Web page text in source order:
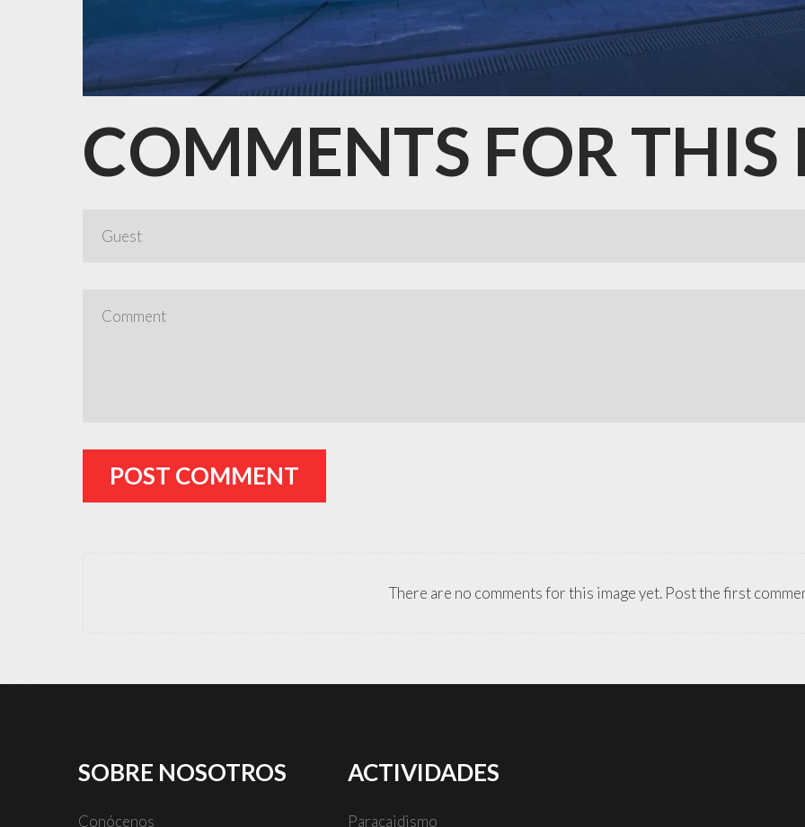
COMMENTS FOR THIS
POST COMMENT
There are no comments for this image yet. Post the first
SOBRE NOSOTROS
Conócenos
ACTIVIDADES
Paracaidismo